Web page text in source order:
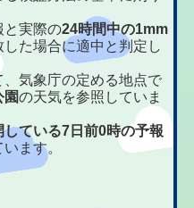
実際の24時間中の1mm
した場合に適中と判定し
気象庁の定める地点で
園の天気を参照していま
している7日前0時の予報
ます。